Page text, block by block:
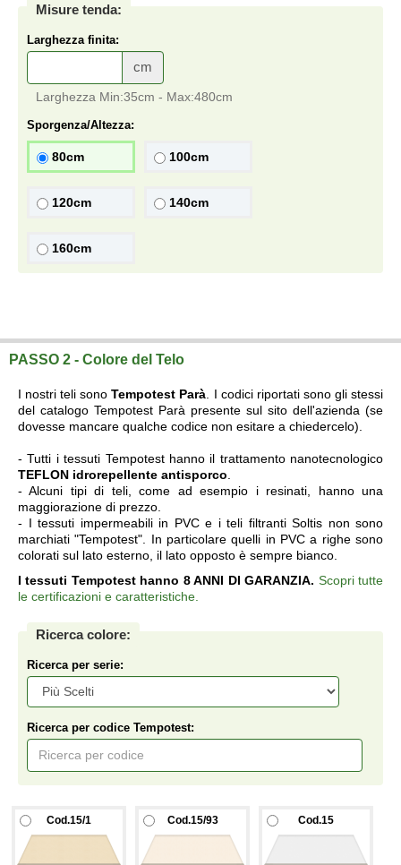
Misure tenda:
Larghezza finita:
cm
Larghezza Min:35cm - Max:480cm
Sporgenza/Altezza:
80cm 100cm
120cm 140cm
160cm
PASSO 2 - Colore del Telo
I nostri teli sonoTempotest Parà . I codici riportati sono gli stessi
del catalogo Tempotest Parà presente sul sito dell'azienda (se
dovesse mancare qualche codice non esitare a chiedercelo).
- Tutti i tessuti Tempotest hanno il trattamento nanotecnologico
TEFLON idrorepellente antisporco
- Alcuni tipi di teli, come ad esempio i resinati, hanno una
maggiorazione di prezzo.
- I tessuti impermeabili in PVC e i teli filtranti Soltis non sono
marchiati "Tempotest". In particolare quelli in PVC a righe sono
colorati sul lato esterno, il lato opposto è sempre bianco.
I tessuti Tempotest hanno 8 ANNI DI GARANZIA. Scopri tutte
le certificazioni e caratteristiche.
Ricerca colore:
Ricerca per serie:
Ricerca per codice Tempotest:
Cod.15/1 Cod.15/93 Cod.15